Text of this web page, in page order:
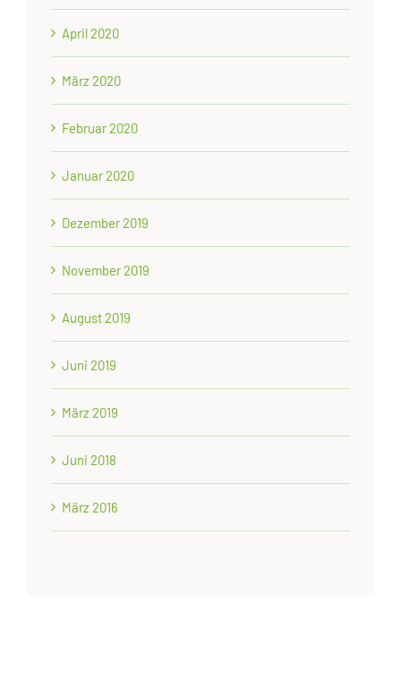
April 2020
März 2020
Februar 2020
Januar 2020
Dezember 2019
November 2019
August 2019
Juni 2019
März 2019
Juni 2018
März 2016